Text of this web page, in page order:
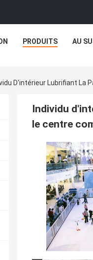
PRODUITS AU
D'intérieur Lubrifiant La
Individu
le centre